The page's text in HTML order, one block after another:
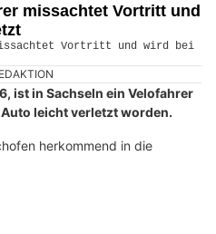
missachtet Vortritt und
ist in Sachseln ein Velofahrer
leicht verletzt worden.
herkommend in die